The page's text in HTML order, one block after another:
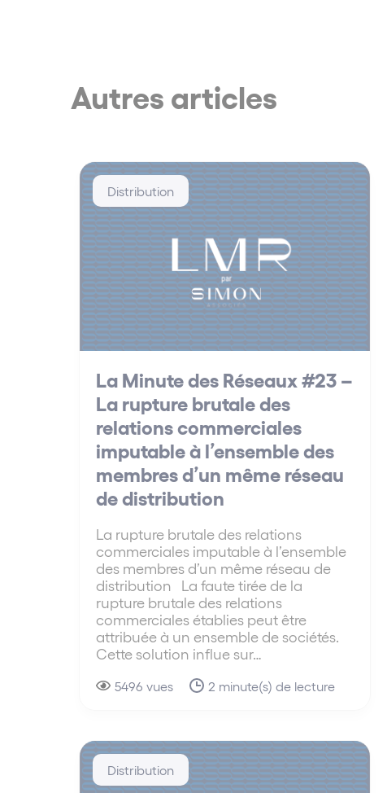
Autres articles
Distribution
La Minute des Réseaux #23 –
La rupture brutale des
relations commerciales
imputable à l’ensemble des
membres d’un même réseau
de distribution
La rupture brutale des relations
commerciales imputable à l’ensemble
des membres d’un même réseau de
distribution La faute tirée de la
rupture brutale des relations
commerciales établies peut être
attribuée à un ensemble de sociétés.
Cette solution influe sur…
5496 vues 2 minute(s) de lecture
Distribution